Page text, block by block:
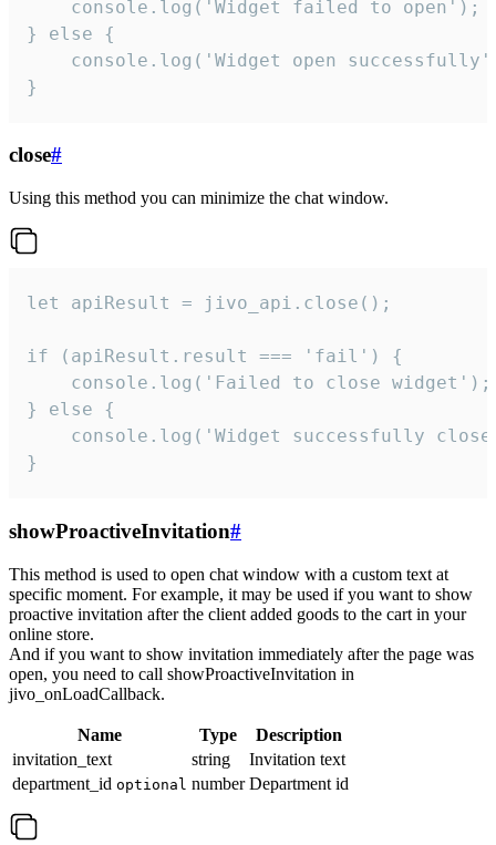
    console.log('Widget failed to open');
} else {
console.log('Widget open
}
close#
Using this method you can minimize the chat window.
let apiResult = jivo_api.close();
if (apiResult.result === 'fail') {
    console.log('Failed to close widget');
} else {
console.log('Widget successfully
}
showProactiveInvitation#
This method is used to open chat window with a custom text at
specific moment. For example, it may be used if you want to show
proactive invitation after the client added goods to the cart in your
online store.
And if you want to show invitation immediately after the page was
open, you need to call showProactiveInvitation in
jivo_onLoadCallback.
Name Type
Description
invitation_text
string
Invitation text
department_id optional number Department id